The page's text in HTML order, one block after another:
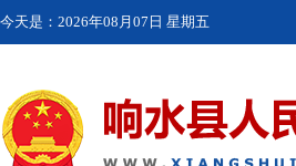
今天是： 2026年08月07日 星期五